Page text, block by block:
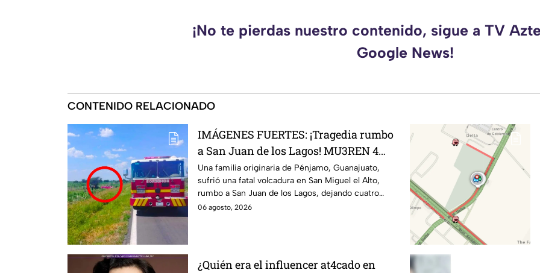
¡No te pierdas nuestro contenido, sigue a TV
Google News!
CONTENIDO RELACIONADO
IMÁGENES FUERTES: ¡Tragedia rumbo
a San Juan de los Lagos! MU3REN 4
guanajuatenses tras FATAL volcadura;
reportan tres menores heridos
Una familia originaria de Pénjamo, Guanajuato,
sufrió una fatal volcadura en San Miguel el Alto,
rumbo a San Juan de los Lagos, dejando cuatro
personas fallecidas.
06 agosto, 2026
¿Quién era el influencer at4cado en